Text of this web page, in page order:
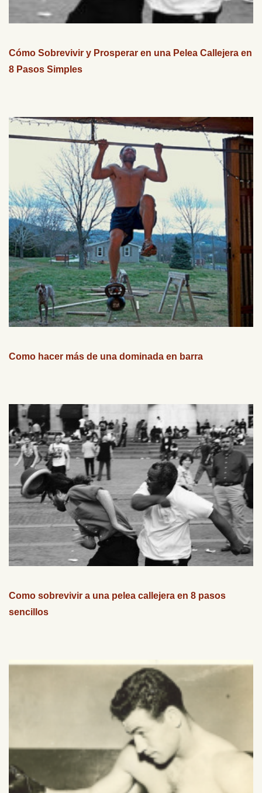
Cómo Sobrevivir y Prosperar en una Pelea Callejera en
8 Pasos Simples
Como hacer más de una dominada en barra
Como sobrevivir a una pelea callejera en 8 pasos
sencillos